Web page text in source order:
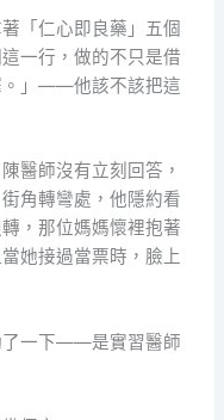
「仁心即良藥」五個
一行，做的不只是借
。」——他該不該把這
醫師沒有立刻回答，
角轉彎處，他隱約看
，那位媽媽懷裡抱著
她接過當票時，臉上
了一下——是實習醫師